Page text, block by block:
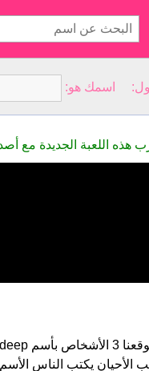
هذه اللعبة الجديدة مع
الأحيان يكتب الناس